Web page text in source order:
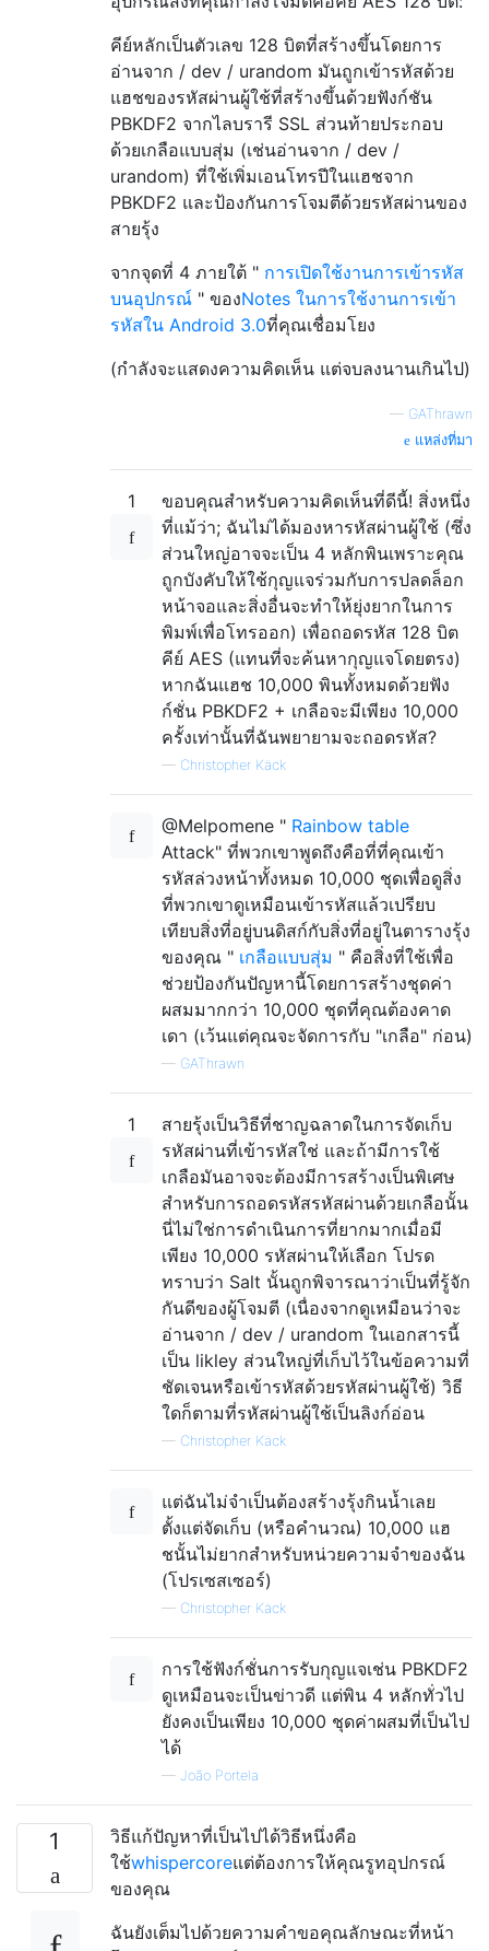
คีย์หลักเป็นตัวเลข 128 บิตที่สร้างขึ้นโดยการ
อ่านจาก / dev / urandom มันถูกเข้ารหัสด้วย
แฮชของรหัสผ่านผู้ใช้ที่สร้างขึ้นด้วยฟังก์ชัน
PBKDF2 จากไลบรารี SSL ส่วนท้ายประกอบ
ด้วยเกลือแบบสุ่ม (เช่นอ่านจาก / dev /
urandom) ที่ใช้เพิ่มเอนโทรปีในแฮชจาก
PBKDF2 และป้องกันการโจมตีด้วยรหัสผ่านของ
สายรุ้ง
จากจุดที่ 4 ภายใต้ " การเปิดใช้งานการเข้ารหัส
บนอุปกรณ์ " ของNotes ในการใช้งานการเข้า
รหัสใน Android 3.0ที่คุณเชื่อมโยง
(กำลังจะแสดงความคิดเห็น แต่จบลงนานเกินไป)
— GAThrawn
แหล่งที่มา
1
ขอบคุณสำหรับความคิดเห็นที่ดีนี้! สิ่งหนึ่ง
ที่แม้ว่า; ฉันไม่ได้มองหารหัสผ่านผู้ใช้ (ซึ่ง
ส่วนใหญ่อาจจะเป็น 4 หลักพินเพราะคุณ
ถูกบังคับให้ใช้กุญแจร่วมกับการปลดล็อก
หน้าจอและสิ่งอื่นจะทำให้ยุ่งยากในการ
พิมพ์เพื่อโทรออก) เพื่อถอดรหัส 128 บิต
คีย์ AES (แทนที่จะค้นหากุญแจโดยตรง)
หากฉันแฮช 10,000 พินทั้งหมดด้วยฟัง
ก์ชั่น PBKDF2 + เกลือจะมีเพียง 10,000
ครั้งเท่านั้นที่ฉันพยายามจะถอดรหัส?
— Christopher Käck
@Melpomene " Rainbow table
Attack" ที่พวกเขาพูดถึงคือที่ที่คุณเข้า
รหัสล่วงหน้าทั้งหมด 10,000 ชุดเพื่อดูสิ่ง
ที่พวกเขาดูเหมือนเข้ารหัสแล้วเปรียบ
เทียบสิ่งที่อยู่บนดิสก์กับสิ่งที่อยู่ในตารางรุ้ง
ของคุณ " เกลือแบบสุ่ม " คือสิ่งที่ใช้เพื่อ
ช่วยป้องกันปัญหานี้โดยการสร้างชุดค่า
ผสมมากกว่า 10,000 ชุดที่คุณต้องคาด
เดา (เว้นแต่คุณจะจัดการกับ "เกลือ" ก่อน)
— GAThrawn
1
สายรุ้งเป็นวิธีที่ชาญฉลาดในการจัดเก็บ
รหัสผ่านที่เข้ารหัสใช่ และถ้ามีการใช้
เกลือมันอาจจะต้องมีการสร้างเป็นพิเศษ
สำหรับการถอดรหัสรหัสผ่านด้วยเกลือนั้น
นี่ไม่ใช่การดำเนินการที่ยากมากเมื่อมี
เพียง 10,000 รหัสผ่านให้เลือก โปรด
ทราบว่า Salt นั้นถูกพิจารณาว่าเป็นที่รู้จัก
กันดีของผู้โจมตี (เนื่องจากดูเหมือนว่าจะ
อ่านจาก / dev / urandom ในเอกสารนี้
เป็น likley ส่วนใหญ่ที่เก็บไว้ในข้อความที่
ชัดเจนหรือเข้ารหัสด้วยรหัสผ่านผู้ใช้) วิธี
ใดก็ตามที่รหัสผ่านผู้ใช้เป็นลิงก์อ่อน
— Christopher Käck
แต่ฉันไม่จำเป็นต้องสร้างรุ้งกินน้ำเลย
ตั้งแต่จัดเก็บ (หรือคำนวณ) 10,000 แฮ
ชนั้นไม่ยากสำหรับหน่วยความจำของฉัน
(โปรเซสเซอร์)
— Christopher Käck
การใช้ฟังก์ชั่นการรับกุญแจเช่น PBKDF2
ดูเหมือนจะเป็นข่าวดี แต่พิน 4 หลักทั่วไป
ยังคงเป็นเพียง 10,000 ชุดค่าผสมที่เป็นไป
ได้
— João Portela
1
วิธีแก้ปัญหาที่เป็นไปได้วิธีหนึ่งคือ
ใช้whispercoreแต่ต้องการให้คุณรูทอุปกรณ์
ของคุณ
ฉันยังเต็มไปด้วยความคำขอคุณลักษณะที่หน้า